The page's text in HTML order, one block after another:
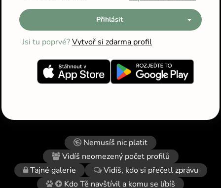
Přihlásit
Jsi tu poprvé?Vytvoř si zdarma profil
Nemusíš nic platit
Vidíš neomezený počet profilů
Tajné galerie
Vidíš, kdo si přečetl zprávu
Kdo Tě navštívil a komu se líbíš